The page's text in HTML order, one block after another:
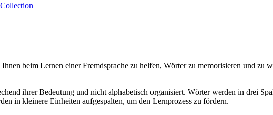
beim Lernen einer Fremdsprache zu helfen, Wörter zu memorisieren und zu
ihrer Bedeutung und nicht alphabetisch organisiert. Wörter werden in drei
in kleinere Einheiten aufgespalten, um den Lernprozess zu fördern.